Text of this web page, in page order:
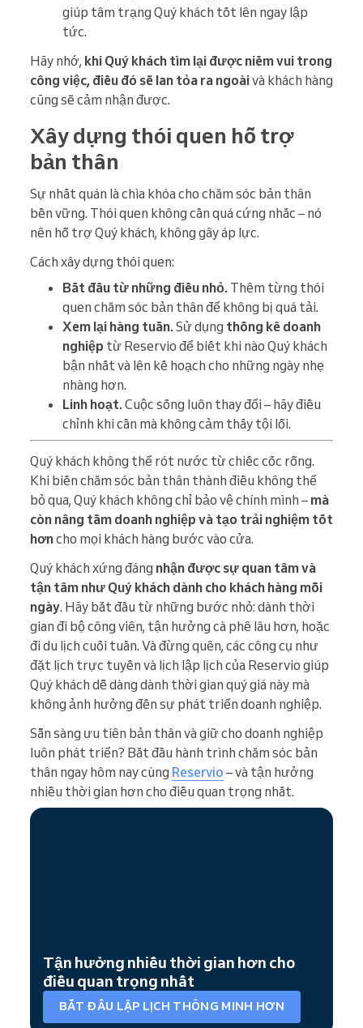
giúp tâm trạng Quý khách tốt lên ngay lập
tức.
Hãy nhớ, khi Quý khách tìm lại được niềm vui trong
công việc, điều đó sẽ lan tỏa ra ngoàivà khách hàng
cũng sẽ cảm nhận được.
Xây dựng thói quen hỗ trợ
bản thân
Sự nhất quán là chìa khóa cho chăm sóc bản thân
bền vững. Thói quen không cần quá cứng nhắc – nó
nên hỗ trợ Quý khách, không gây áp lực.
Cách xây dựng thói quen:
Bắt đầu từ những điều nhỏ. Thêm từng thói
quen chăm sóc bản thân để không bị quá tải.
Xem lại hàng tuần.Sử dụng thống kê doanh
nghiệp từ Reservio để biết khi nào Quý khách
bận nhất và lên kế hoạch cho những ngày nhẹ
nhàng hơn.
Linh hoạt.Cuộc sống luôn thay đổi – hãy điều
chỉnh khi cần mà không cảm thấy tội lỗi.
Quý khách không thể rót nước từ chiếc cốc rỗng.
Khi biến chăm sóc bản thân thành điều không thể
bỏ qua, Quý khách không chỉ bảo vệ chính mình – mà
còn nâng tầm doanh nghiệp và tạo trải nghiệm tốt
hơncho mọi khách hàng bước vào cửa.
Quý khách xứng đáng nhận được sự quan tâm và
tận tâm như Quý khách dành cho khách hàng mỗi
ngày. Hãy bắt đầu từ những bước nhỏ: dành thời
gian đi bộ công viên, tận hưởng cà phê lâu hơn, hoặc
đi du lịch cuối tuần. Và đừng quên, các công cụ như
đặt lịch trực tuyến và lịch lập lịch của Reservio giúp
Quý khách dễ dàng dành thời gian quý giá này mà
không ảnh hưởng đến sự phát triển doanh nghiệp.
Sẵn sàng ưu tiên bản thân và giữ cho doanh nghiệp
luôn phát triển? Bắt đầu hành trình chăm sóc bản
thân ngay hôm nay cùng Reservio – và tận hưởng
nhiều thời gian hơn cho điều quan trọng nhất.
Tận hưởng nhiều thời gian hơn cho
điều quan trọng nhất
BẮT ĐẦU LẬP LỊCH THÔNG MINH HƠN